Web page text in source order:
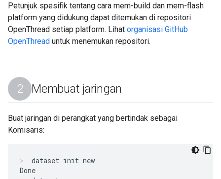
Petunjuk spesifik tentang cara mem-build dan mem-flash
platform yang didukung dapat ditemukan di repositori
OpenThread setiap platform. Lihat organisasi GitHub
OpenThread untuk menemukan repositori.
Membuat jaringan
Buat jaringan di perangkat yang bertindak sebagai
Komisaris:
dataset init new